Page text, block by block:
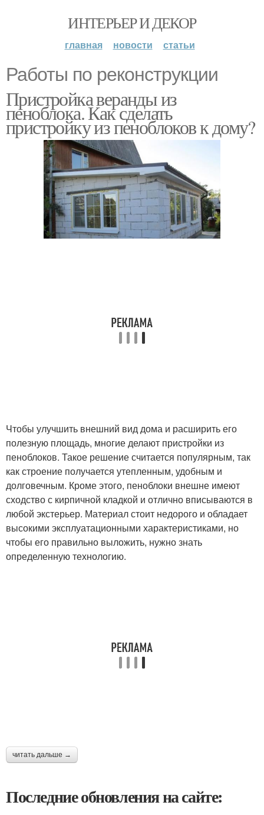
ИНТЕРЬЕР И ДЕКОР
главная новости статьи
Работы по реконструкции
Пристройка веранды из
пеноблока. Как сделать
пристройку из пеноблоков к дому?
Чтобы улучшить внешний вид дома и расширить его
полезную площадь, многие делают пристройки из
пеноблоков. Такое решение считается популярным, так
как строение получается утепленным, удобным и
долговечным. Кроме этого, пеноблоки внешне имеют
сходство с кирпичной кладкой и отлично вписываются в
любой экстерьер. Материал стоит недорого и обладает
высокими эксплуатационными характеристиками, но
чтобы его правильно выложить, нужно знать
определенную технологию.
читать дальше →
Последние обновления на сайте: